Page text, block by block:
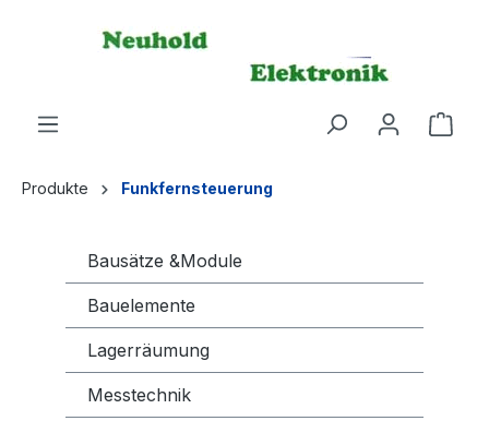
Produkte Funkfernsteuerung
Bausätze &Module
Bauelemente
Lagerräumung
Messtechnik